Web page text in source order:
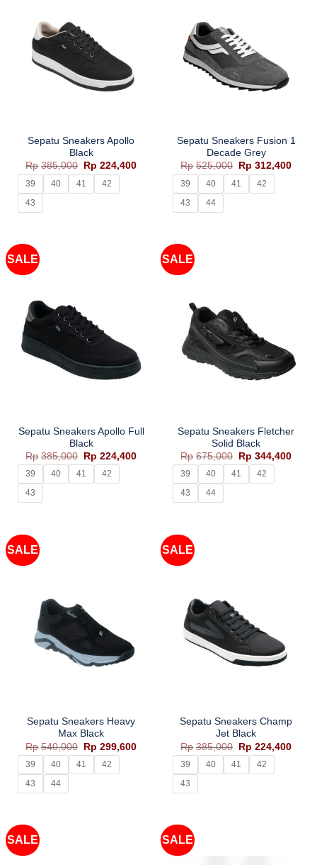
Sepatu Sneakers Apollo
Black
Rp 385,000
Harga
aslinya
adalah:
Rp385,000.
Rp 224,400Harga
Rp224,400.
39 40 41
42
43
Sepatu Sneakers Fusion 1
Decade Grey
Rp 525,000
Harga
aslinya
adalah:
Rp525,000.
Rp 312,400
39 40 41
42
43
44
SALE
Sepatu Sneakers Apollo Full
Black
Rp 385,000
Harga
aslinya
adalah:
Rp385,000.
Rp 224,400Harga
Rp224,400.
39 40 41
42
43
SALE
Sepatu Sneakers Fletcher
Solid Black
Rp 675,000
Harga
aslinya
adalah:
Rp675,000.
Rp 344,400
39 40 41
42
43
44
SALE
Sepatu Sneakers Heavy
Max Black
Rp 540,000
Harga
aslinya
adalah:
Rp540,000.
Rp 299,600Harga
Rp299,600.
39 40 41
42
43
44
SALE
Sepatu Sneakers Champ
Jet Black
Rp 385,000
Harga
aslinya
adalah:
Rp385,000.
Rp 224,400
39 40 41
42
43
SALE SALE